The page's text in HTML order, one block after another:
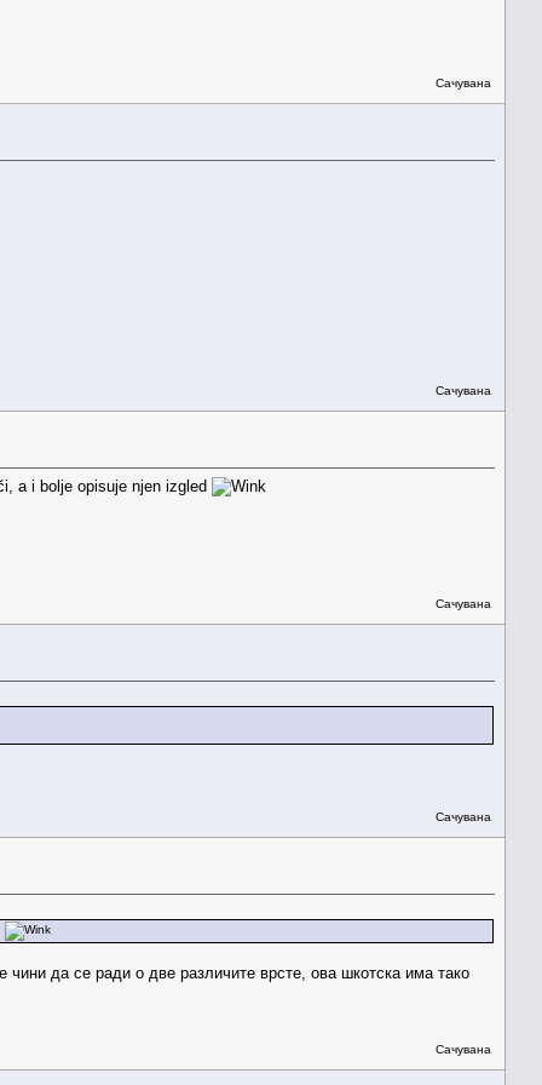
Сачувана
Сачувана
a i bolje opisuje njen izgled
Сачувана
Сачувана
да се ради о две различите врсте, ова шкотска има тако
Сачувана